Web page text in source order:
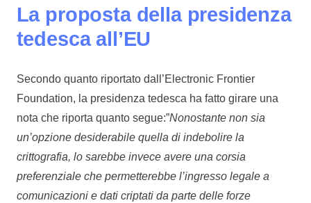
La proposta della presidenza
tedesca all’EU
Secondo quanto riportato dall’Electronic Frontier
Foundation, la presidenza tedesca ha fatto girare una
nota che riporta quanto segue:”Nonostante non sia
un’opzione desiderabile quella di indebolire la
crittografia, lo sarebbe invece avere una corsia
preferenziale che permetterebbe l’ingresso legale a
comunicazioni e dati criptati da parte delle forze